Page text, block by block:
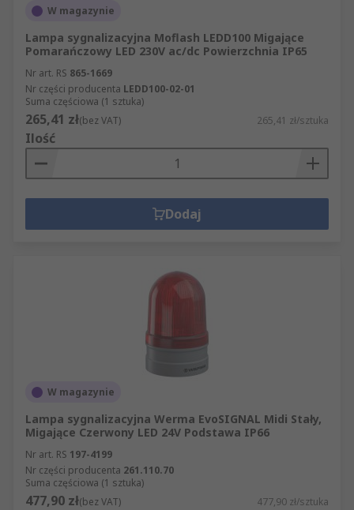
W magazynie
Lampa sygnalizacyjna Moflash LEDD100 Migające
Pomarańczowy LED 230V ac/dc Powierzchnia IP65
Nr art. RS 865-1669
Nr części producenta LEDD100-02-01
Suma częściowa (1 sztuka)
265,41 zł(bez VAT) 265,41 zł/sztuka
Ilość
Dodaj
W magazynie
Lampa sygnalizacyjna Werma EvoSIGNAL Midi Stały,
Migające Czerwony LED 24V Podstawa IP66
Nr art. RS 197-4199
Nr części producenta 261.110.70
Suma częściowa (1 sztuka)
477,90 zł(bez VAT) 477,90 zł/sztuka